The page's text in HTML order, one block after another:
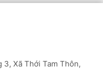
3, Xã Thới Tam Thôn,